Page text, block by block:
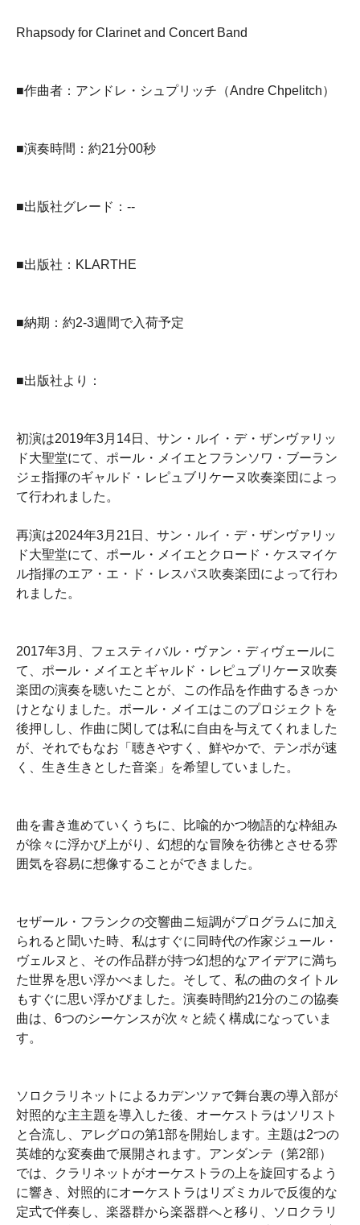
Rhapsody for Clarinet and Concert Band
■作曲者：アンドレ・シュプリッチ（Andre Chpelitch）
■演奏時間：約21分00秒
■出版社グレード：--
■出版社：KLARTHE
■納期：約2-3週間で入荷予定
■出版社より：
初演は2019年3月14日、サン・ルイ・デ・ザンヴァリッ
ド大聖堂にて、ポール・メイエとフランソワ・ブーラン
ジェ指揮のギャルド・レピュブリケーヌ吹奏楽団によっ
て行われました。
再演は2024年3月21日、サン・ルイ・デ・ザンヴァリッ
ド大聖堂にて、ポール・メイエとクロード・ケスマイケ
ル指揮のエア・エ・ド・レスパス吹奏楽団によって行わ
れました。
2017年3月、フェスティバル・ヴァン・ディヴェールに
て、ポール・メイエとギャルド・レピュブリケーヌ吹奏
楽団の演奏を聴いたことが、この作品を作曲するきっか
けとなりました。ポール・メイエはこのプロジェクトを
後押しし、作曲に関しては私に自由を与えてくれました
が、それでもなお「聴きやすく、鮮やかで、テンポが速
く、生き生きとした音楽」を希望していました。
曲を書き進めていくうちに、比喩的かつ物語的な枠組み
が徐々に浮かび上がり、幻想的な冒険を彷彿とさせる雰
囲気を容易に想像することができました。
セザール・フランクの交響曲ニ短調がプログラムに加え
られると聞いた時、私はすぐに同時代の作家ジュール・
ヴェルヌと、その作品群が持つ幻想的なアイデアに満ち
た世界を思い浮かべました。そして、私の曲のタイトル
もすぐに思い浮かびました。演奏時間約21分のこの協奏
曲は、6つのシーケンスが次々と続く構成になっていま
す。
ソロクラリネットによるカデンツァで舞台裏の導入部が
対照的な主主題を導入した後、オーケストラはソリスト
と合流し、アレグロの第1部を開始します。主題は2つの
英雄的な変奏曲で展開されます。アンダンテ（第2部）
では、クラリネットがオーケストラの上を旋回するよう
に響き、対照的にオーケストラはリズミカルで反復的な
定式で伴奏し、楽器群から楽器群へと移り、ソロクラリ